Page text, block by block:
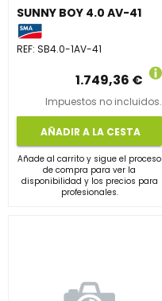
SUNNY BOY 4.0 AV-41
REF: SB4.0-1AV-41
1.749,36 €
Impuestos no incluidos.
AÑADIR A LA CESTA
Añade al carrito y sigue el proceso
de compra para ver la
disponibilidad y los precios para
profesionales.